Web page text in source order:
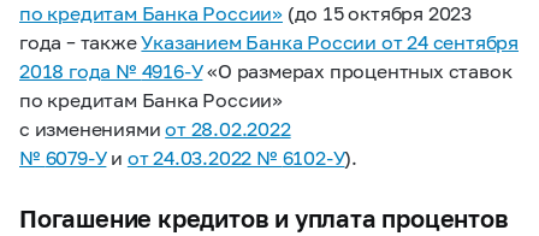
по кредитам Банка России» (до 15 октября 2023
года – такжеУказанием Банка России от 24 сентября
2018 года № 4916-У«О размерах процентных ставок
по кредитам Банка России»
с изменениями от 28.02.2022
№ 6079-У и от 24.03.2022 № 6102-У).
Погашение кредитов и уплата процентов